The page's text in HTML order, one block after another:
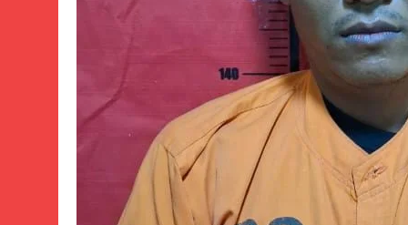
Juli 21, 2024
Kisruh
Bicara
Juli 21, 2024
Perindah
Juli 21, 2024
Kadinkes
Juli 21, 2024
Diduga
Juli 20, 2024